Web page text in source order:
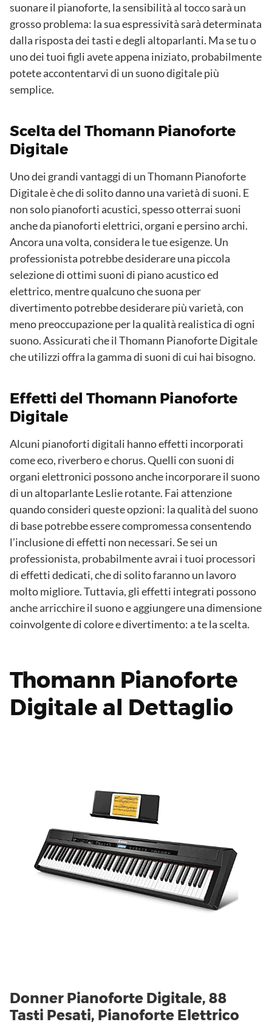
suonare il pianoforte, la sensibilità al tocco sarà un
grosso problema: la sua espressività sarà determinata
dalla risposta dei tasti e degli altoparlanti. Ma se tu o
uno dei tuoi figli avete appena iniziato, probabilmente
potete accontentarvi di un suono digitale più
semplice.
Scelta del Thomann Pianoforte
Digitale
Uno dei grandi vantaggi di un Thomann Pianoforte
Digitale è che di solito danno una varietà di suoni. E
non solo pianoforti acustici, spesso otterrai suoni
anche da pianoforti elettrici, organi e persino archi.
Ancora una volta, considera le tue esigenze. Un
professionista potrebbe desiderare una piccola
selezione di ottimi suoni di piano acustico ed
elettrico, mentre qualcuno che suona per
divertimento potrebbe desiderare più varietà, con
meno preoccupazione per la qualità realistica di ogni
suono. Assicurati che il Thomann Pianoforte Digitale
che utilizzi offra la gamma di suoni di cui hai bisogno.
Effetti del Thomann Pianoforte
Digitale
Alcuni pianoforti digitali hanno effetti incorporati
come eco, riverbero e chorus. Quelli con suoni di
organi elettronici possono anche incorporare il suono
di un altoparlante Leslie rotante. Fai attenzione
quando consideri queste opzioni: la qualità del suono
di base potrebbe essere compromessa consentendo
l’inclusione di effetti non necessari. Se sei un
professionista, probabilmente avrai i tuoi processori
di effetti dedicati, che di solito faranno un lavoro
molto migliore. Tuttavia, gli effetti integrati possono
anche arricchire il suono e aggiungere una dimensione
coinvolgente di colore e divertimento: a te la scelta.
Thomann Pianoforte
Digitale al Dettaglio
Donner Pianoforte Digitale, 88
Tasti Pesati, Pianoforte Elettrico